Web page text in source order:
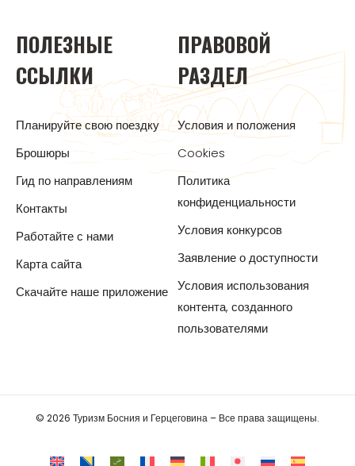
ПОЛЕЗНЫЕ
ССЫЛКИ
Планируйте свою поездку
Брошюры
Гид по направлениям
Контакты
Работайте с нами
Карта сайта
Скачайте наше приложение
ПРАВОВОЙ
РАЗДЕЛ
Условия и положения
Cookies
Политика
конфиденциальности
Условия конкурсов
Заявление о доступности
Условия использования
контента, созданного
пользователями
© 2026 Туризм Босния и Герцеговина – Все права защищены.